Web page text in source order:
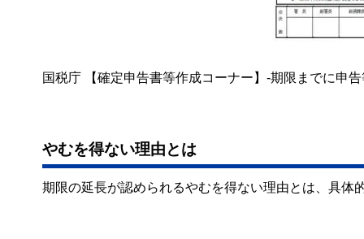
国税庁 【確定申告書等作成コーナー】-期限までに申
やむを得ない理由とは
期限の延長が認められるやむを得ない理由とは、具体